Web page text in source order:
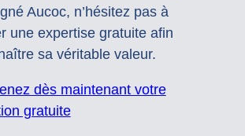
Aucoc, n’hésitez pas à
une expertise gratuite afin
sa véritable valeur.
dès maintenant votre
gratuite